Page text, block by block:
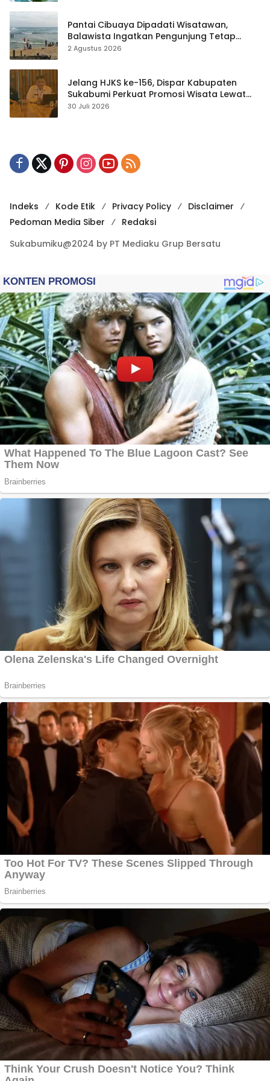
Pantai Cibuaya Dipadati Wisatawan,
Balawista Ingatkan Pengunjung Tetap
Waspada
2 Agustus 2026
Jelang HJKS ke-156, Dispar Kabupaten
Sukabumi Perkuat Promosi Wisata Lewat
Publikasi Digital
30 Juli 2026
Indeks Kode Etik Privacy Policy
Disclaimer
Pedoman Media Siber
Redaksi
Sukabumiku@2024 by PT Mediaku Grup Bersatu